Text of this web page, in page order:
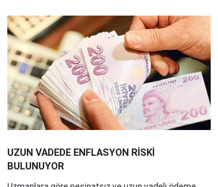
UZUN VADEDE ENFLASYON RİSKİ
BULUNUYOR